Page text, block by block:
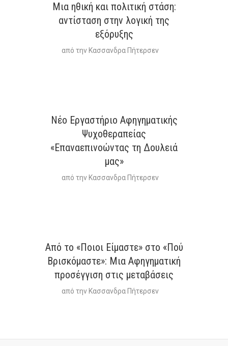
Μια ηθική και πολιτική στάση:
αντίσταση στην λογική της
εξόρυξης
από την Κασσανδρα Πήτερσεν
Νέο Εργαστήριο Αφηγηματικής
Ψυχοθεραπείας
«Επαναεπινοώντας τη Δουλειά
μας»
από την Κασσανδρα Πήτερσεν
Από το «Ποιοι Είμαστε» στο «Πού
Βρισκόμαστε»: Μια Aφηγηματική
προσέγγιση στις μεταβάσεις
από την Κασσανδρα Πήτερσεν